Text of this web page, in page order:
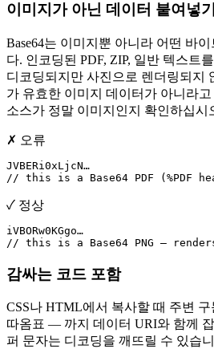
이미지가 아닌 데이터 붙여넣기
Base64는 이미지뿐 아니라 어떤 바
다. 인코딩된 PDF, ZIP, 일반 텍스트
디코딩되지만 사진으로 렌더링되지
가 유효한 이미지 데이터가 아니라
소스가 정말 이미지인지 확인하십시
✗ 오류
JVBERi0xLjcN…
// this is a Base64 PDF (%PDF
✓ 정상
iVBORw0KGgo…
// this is a Base64 PNG —
감싸는 코드 포함
CSS나 HTML에서 복사할 때 주변
따옴표 — 까지 데이터 URI와 함께
퍼 문자는 디코딩을 깨뜨릴 수 있습